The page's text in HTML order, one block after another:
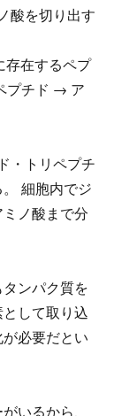
酸を切り出す
存在するペプ
プチド → ア
・トリペプチ
細胞内でジ
ノ酸まで分
ンパク質を
して取り込
必要だとい
いるから、